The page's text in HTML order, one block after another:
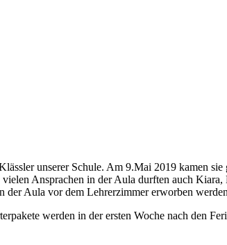
unserer Schule. Am 9.Mai 2019 kamen
Ansprachen in der Aula durften auch
der Aula vor dem Lehrerzimmer erworben
werden in der ersten Woche nach den